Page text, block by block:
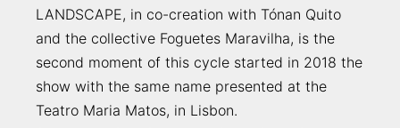
LANDSCAPE, in co-creation with Tónan Quito
and the collective Foguetes Maravilha, is the
second moment of this cycle started in 2018 the
show with the same name presented at the
Teatro Maria Matos, in Lisbon.